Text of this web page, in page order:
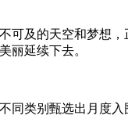
及的天空和梦想
丽延续下去。
类别甄选出月度